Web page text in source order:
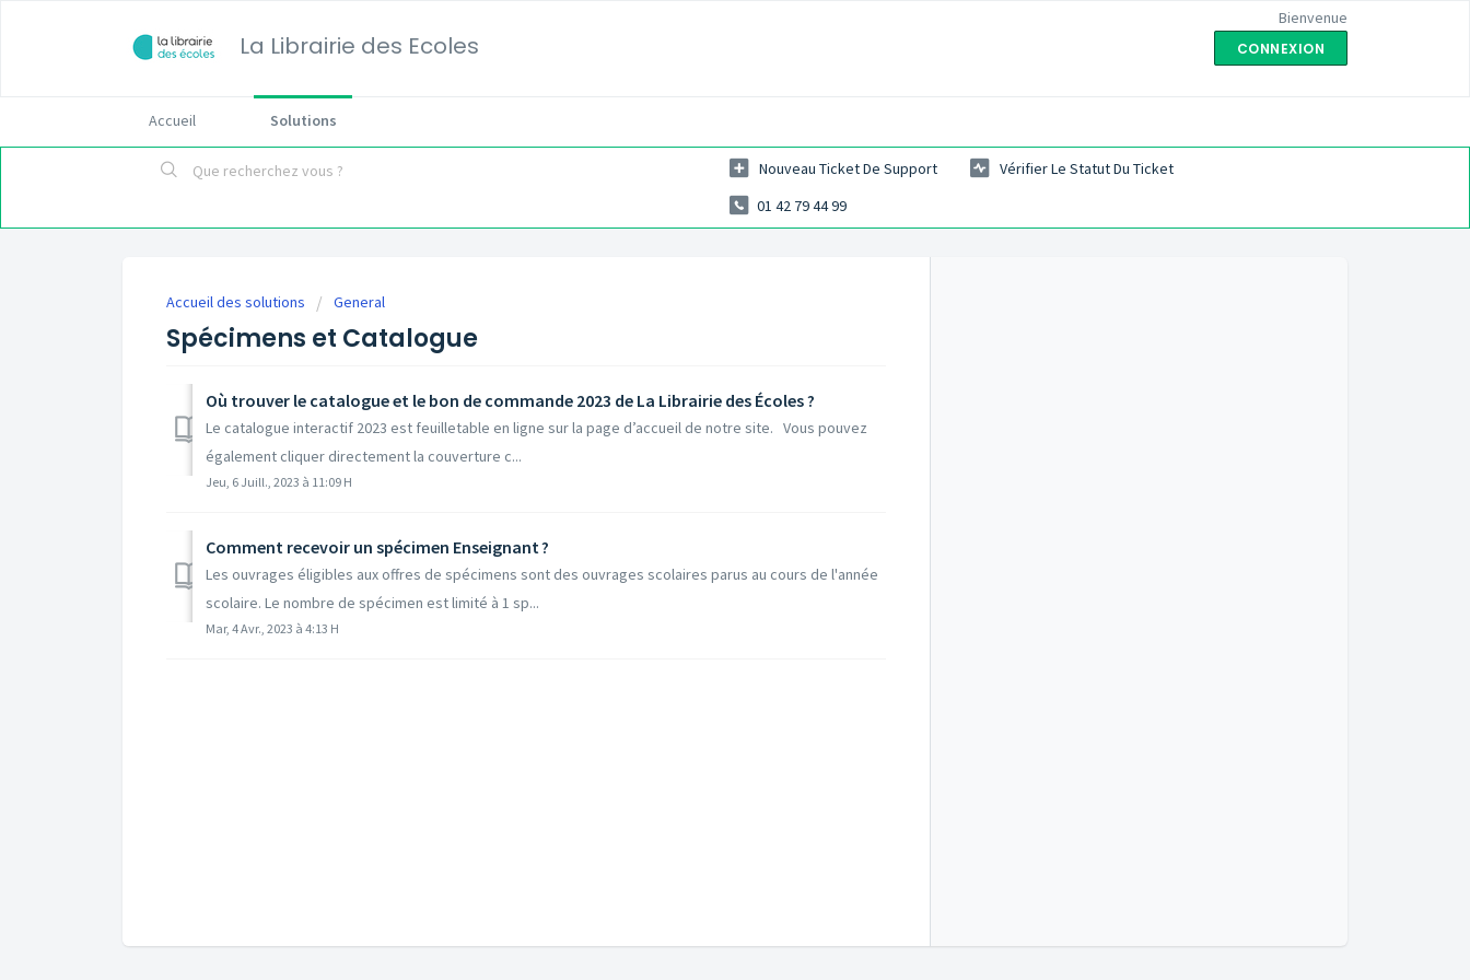
La Librairie des Ecoles
Bienvenue
CONNEXION
Accueil Solutions
Nouveau Ticket De Support
Vérifier Le Statut Du Ticket
01 42 79 44 99
Accueil des solutions General
Spécimens et Catalogue
Où trouver le catalogue et le bon de commande 2023 de La Librairie des Écoles ?
Le catalogue interactif 2023 est feuilletable en ligne sur la page d’accueil de notre site. Vous pouvez
également cliquer directement la couverture c...
Jeu, 6 Juill., 2023 à 11:09 H
Comment recevoir un spécimen Enseignant ?
Les ouvrages éligibles aux offres de spécimens sont des ouvrages scolaires parus au cours de l'année
scolaire. Le nombre de spécimen est limité à 1 sp...
Mar, 4 Avr., 2023 à 4:13 H